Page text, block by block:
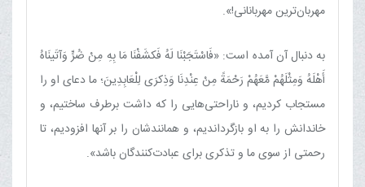
مهربان‌ترین مهربانانی!».
به دنبال آن آمده است: «فَاسْتَجَبْنَا لَهُ فَکشَفْنَا مَا بِهِ مِنْ ضُرٍّ وَآتَینَاهُ
أَهْلَهُ وَمِثْلَهُمْ مَّعَهُمْ رَحْمَةً مِنْ عِنْدِنَا وَذِکرَی لِلْعَابِدِینَ؛ ما دعای او را
مستجاب کردیم، و ناراحتی‌هایی را که داشت برطرف ساختیم، و
خاندانش را به او بازگرداندیم، و همانندشان را بر آنها افزودیم، تا
رحمتی از سوی ما و تذکری برای عبادت‌کنندگان باشد».